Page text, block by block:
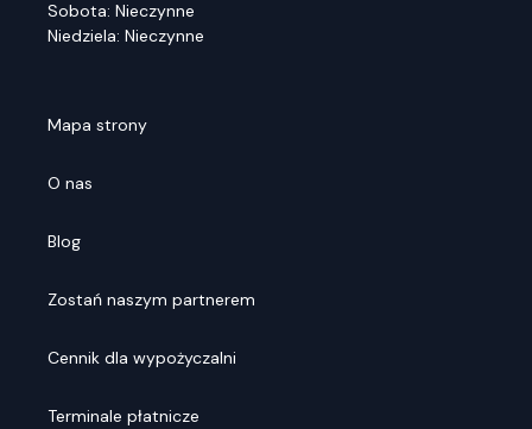
Sobota: Nieczynne
Niedziela: Nieczynne
Mapa strony
O nas
Blog
Zostań naszym partnerem
Cennik dla wypożyczalni
Terminale płatnicze